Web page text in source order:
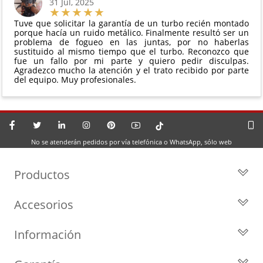
Tuve que solicitar la garantía de un turbo recién montado
porque hacía un ruido metálico. Finalmente resultó ser un
problema de fogueo en las juntas, por no haberlas
sustituido al mismo tiempo que el turbo. Reconozco que
fue un fallo por mi parte y quiero pedir disculpas.
Agradezco mucho la atención y el trato recibido por parte
del equipo. Muy profesionales.
No se atenderán pedidos por vía telefónica o WhatsApp, sólo web
Productos
Turbos por Marca
Cartuchos
Accesorios
Geometrías
Información